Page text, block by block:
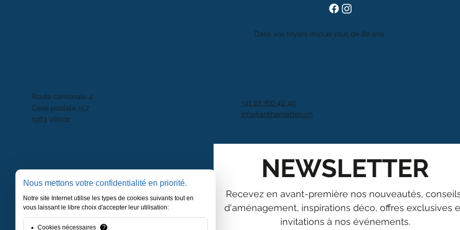
Route cantonale 4
Case postale 157
1963 Vétroz
Dans vos foyers depuis plus de 80 ans
+41 27 766 40 40
info@anthamatten.ch
NEWSLETTER
Recevez en avant-première nos nouveautés,
d'aménagement, inspirations déco, offres exclusives
invitations à nos événements.
Nous mettons votre confidentialité en priorité.
Notre site Internet utilise les types de cookies suivants tout en
vous laissant le libre choix d'accepter leur utilisation:
Cookies nécessaires ?